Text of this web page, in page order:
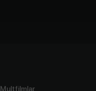
Multfilmlar